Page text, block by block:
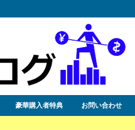
豪華購入者特典 お問い合わせ